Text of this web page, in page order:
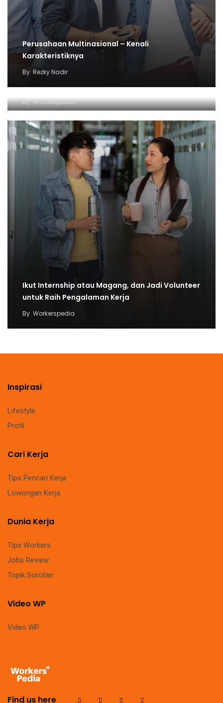
Perusahaan Multinasional – Kenali
Karakteristiknya
By Rezky Nadir
Virtual Assistant, Semua Yang Kamu Perlu Tau
(Feat. Nissa Muluk)
ByWorkerspedia
Ikut Internship atau Magang, dan Jadi Volunteer
untuk Raih Pengalaman Kerja
By Workerspedia
Inspirasi
Lifestyle
Profil
Cari Kerja
Tips Pencari Kerja
Lowongan Kerja
Dunia Kerja
Tips Workers
Jobs Review
Topik Sorotan
Video WP
Video WP
Find us here